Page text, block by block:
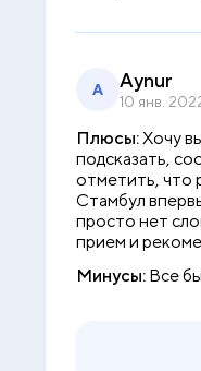
A Aynur
10 янв.
Плюсы:Хочу
подсказать,
отметить, что
Стамбул
просто нет
прием и
Минусы: Все